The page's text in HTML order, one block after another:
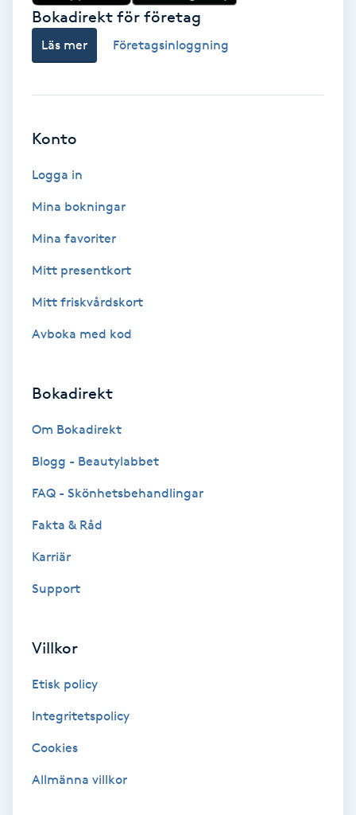
Permanent ögonbrynsmakeup
Personal shopper
Personlig tränare
Picolaser
Pigmentbehandling
Powder brows
PRP (Platelet Rich Plasma)
Psoriasis
Radiofrekvens
Reflexologi
Bokadirekt för företag
Läs mer Företagsinloggning
Konto
Logga in
Mina bokningar
Mina favoriter
Mitt presentkort
Mitt friskvårdskort
Avboka med kod
Bokadirekt
Om Bokadirekt
Blogg - Beautylabbet
FAQ - Skönhetsbehandlingar
Fakta & Råd
Karriär
Support
Villkor
Etisk policy
Integritetspolicy
Cookies
Allmänna villkor